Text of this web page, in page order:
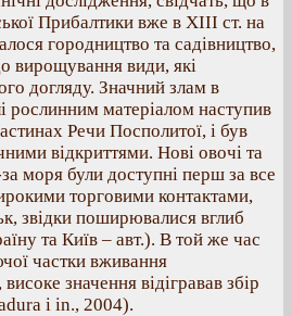
Прибалтики вже в XIII ст. на
городництво та садівництво,
вирощування види, які
догляду. Значний злам в
рослинним матеріалом наступив
Речи Посполитої, і був
відкриттями. Нові овочі та
моря були доступні перш за все
торговими контактами,
звідки поширювалися вглиб
та Київ – авт.). В той же час
частки вживання
значення відігравав збір
i in., 2004).